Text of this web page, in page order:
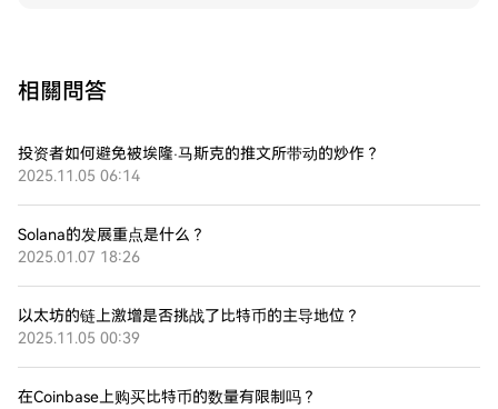
相關問答
投资者如何避免被埃隆·马斯克的推文所带动的炒作？
2025.11.05 06:14
Solana的发展重点是什么？
2025.01.07 18:26
以太坊的链上激增是否挑战了比特币的主导地位？
2025.11.05 00:39
在Coinbase上购买比特币的数量有限制吗？